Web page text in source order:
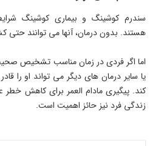
سندرم کوشینگ و بیماری کوشینگ
هستند. بدون درمان، آنها می توانند حتی
اما اگر فردی در زمان مناسب تشخیص
یا سایر درمان های دیگر می تواند او را
کند. پیگیری مادام العمر برای کاهش خطر
زندگی فرد نیز حائز اهمیت است.